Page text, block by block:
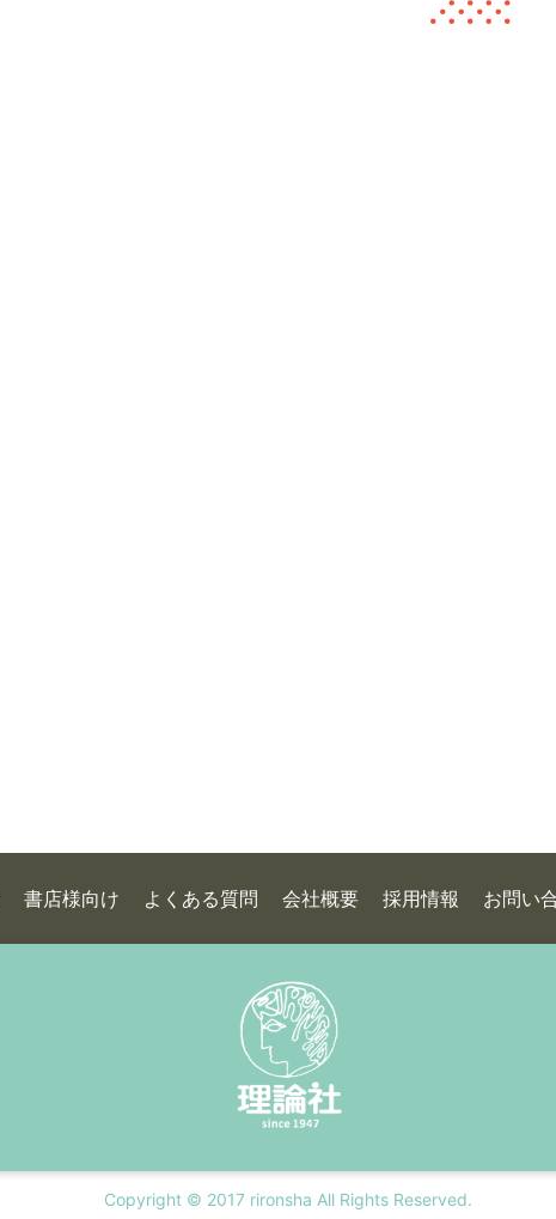
書店様向け よくある質問 会社概要 採用情報 お問い
Copyright © 2017 rironsha All Rights Reserved.